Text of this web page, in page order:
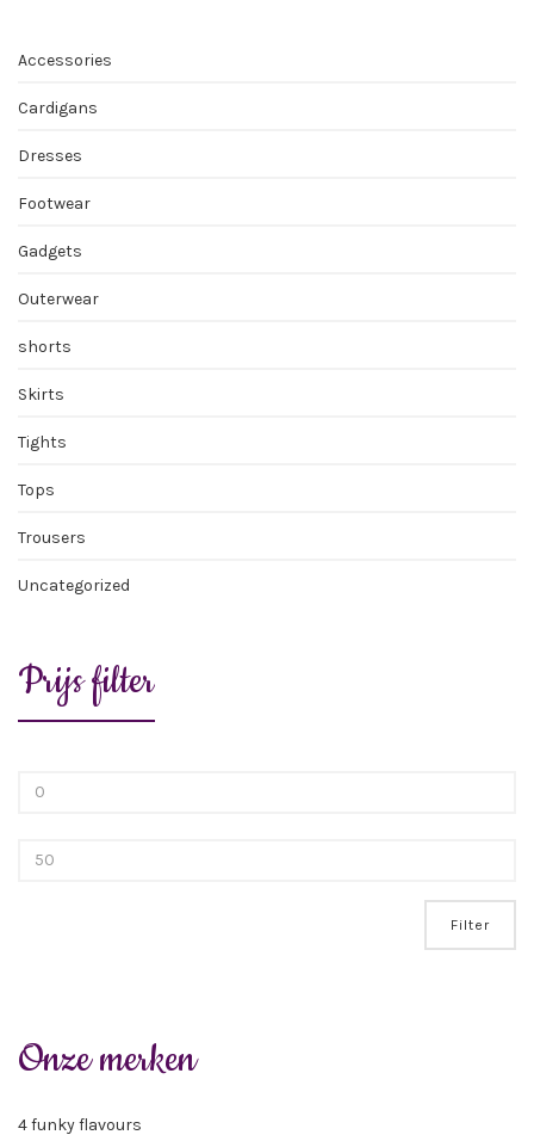
Accessories
Cardigans
Dresses
Footwear
Gadgets
Outerwear
shorts
Skirts
Tights
Tops
Trousers
Uncategorized
Prijs filter
Filter
Onze merken
4 funky flavours